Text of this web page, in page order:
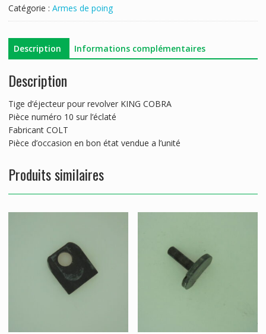
Catégorie : Armes de poing
Description Informations complémentaires
Description
Tige d’éjecteur pour revolver KING COBRA
Pièce numéro 10 sur l’éclaté
Fabricant COLT
Pièce d’occasion en bon état vendue a l’unité
Produits similaires